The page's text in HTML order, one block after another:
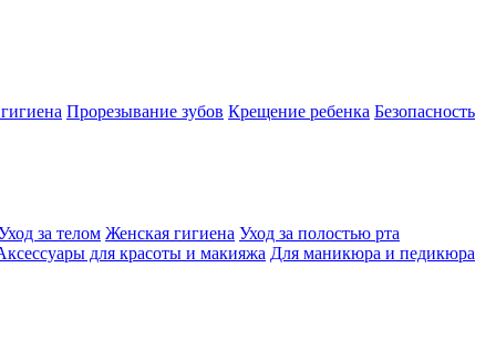
Прорезывание зубов Крещение ребенка Безопасность
за телом Женская гигиена Уход за полостью рта
для красоты и макияжа Для маникюра и педикюра